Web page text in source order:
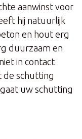
aanwinst voor
hij natuurlijk
en hout erg
duurzaam en
in contact
de schutting
uw schutting